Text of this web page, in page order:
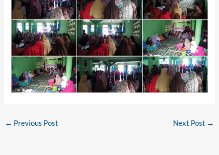
← Previous Post Next Post →